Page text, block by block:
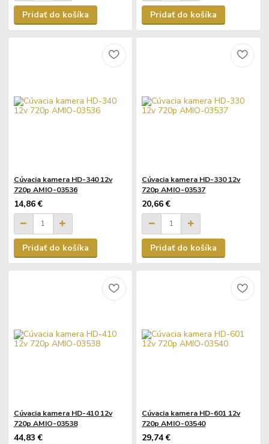
Pridať do košíka Pridať do košíka
Cúvacia kamera HD-340 12v
720p AMIO-03536
14,86 €
Pridať do košíka
Cúvacia kamera HD-330 12v
720p AMIO-03537
20,66 €
Pridať do košíka
Cúvacia kamera HD-410 12v
720p AMIO-03538
44,83 €
Cúvacia kamera HD-601 12v
720p AMIO-03540
29,74 €